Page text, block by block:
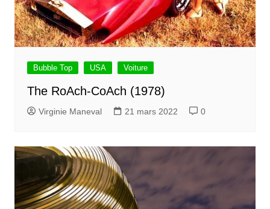
Bubble Top USA Voiture
The RoAch-CoAch (1978)
Virginie Maneval 21 mars 2022 0